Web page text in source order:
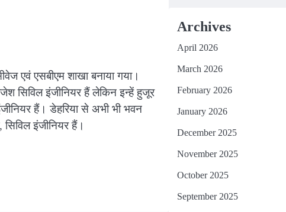
एवं एसबीएम शाखा बनाया गया।
सिविल इंजीनियर हैं लेकिन इन्हें हुजूर
हैं। डेहरिया से अभी भी भवन
इंजीनियर हैं।
Archives
April 2026
March 2026
February 2026
January 2026
December 2025
November 2025
October 2025
September 2025